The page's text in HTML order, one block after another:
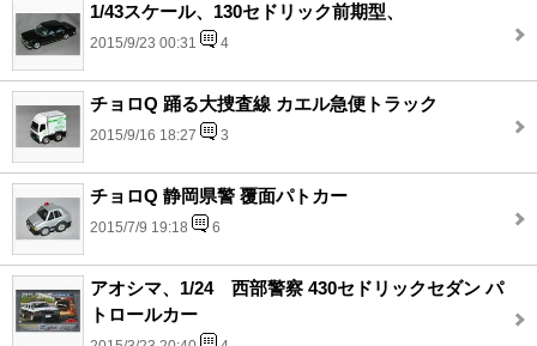
1/43スケール、130セドリック前期型、
2015/9/23 00:31 4
チョロQ 踊る大捜査線 カエル急便トラック
2015/9/16 18:27 3
チョロQ 静岡県警 覆面パトカー
2015/7/9 19:18 6
アオシマ、1/24 西部警察 430セドリックセダン パ
トロールカー